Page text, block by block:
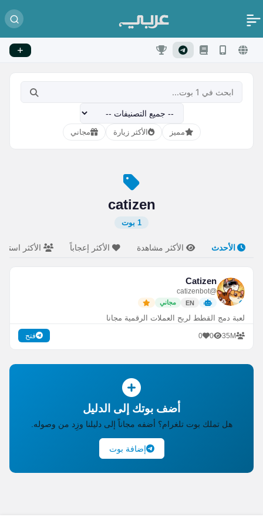
مميز الأكثر زيارة مجاني
catizen
1 بوت
الأحدث الأكثر مشاهدة الأكثر إعجاباً الأكثر
Catizen
@catizenbot
EN مجاني
لعبة دمج القطط لربح العملات الرقمية مجانا
35M
0
0 فتح
أضف بوتك إلى الدليل
هل تملك بوت تلغرام؟ أضفه مجاناً إلى دليلنا وزِد من وصوله.
إضافة بوت